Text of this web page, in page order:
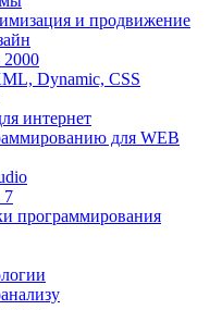
и продвижение
Dynamic, CSS
интернет
для WEB
7
программирования